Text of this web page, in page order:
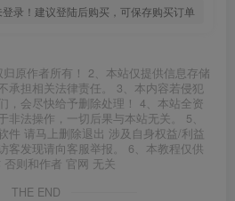
录！建议登陆后购买，可保存购买订单
原作者所有！ 2、本站仅提供信息存储
承担相关法律责任。 3、本内容若侵犯
，会尽快给予删除处理！ 4、本站全资
法操作，一切后果与本站无关。 5、
件 请马上删除退出 涉及自身权益/利益
客发现请向客服举报。 6、本教程仅供
则和作者 官网 无关
THE END